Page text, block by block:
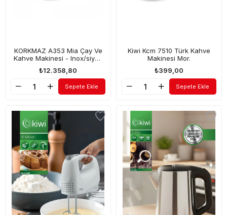
KORKMAZ A353 Mia Çay Ve
Kahve Makinesi - Inox/siyah
₺12.358,80
Sepete Ekle
Kiwi Kcm 7510 Türk Kahve
Makinesi Mor.
₺399,00
Sepete Ekle